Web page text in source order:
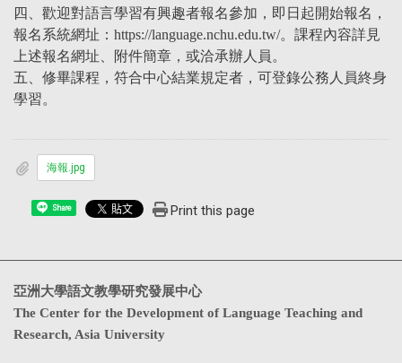
四、歡迎對語言學習有興趣者報名參加，即日起開始報名，
報名系統網址：https://language.nchu.edu.tw/。課程內容詳見
上述報名網址、附件簡章，或洽承辦人員。
五、修畢課程，符合中心結業規定者，可登錄公務人員終身
學習。
海報.jpg
Share Print this page
亞洲大學語文教學研究發展中心
The Center for the Development of Language Teaching and
Research, Asia University